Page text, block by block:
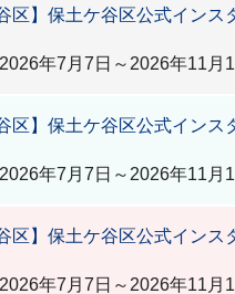
区】保土ケ谷区公式イン
年7月7日～2026年11月1
区】保土ケ谷区公式イン
年7月7日～2026年11月1
区】保土ケ谷区公式イン
年7月7日～2026年11月1